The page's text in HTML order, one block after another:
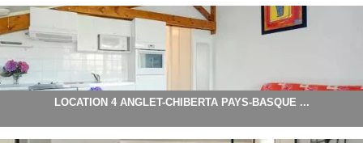
LOCATION 4 ANGLET-CHIBERTA PAYS-BASQUE ...